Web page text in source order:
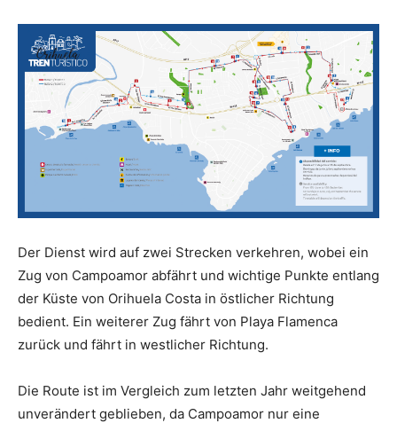
Der Dienst wird auf zwei Strecken verkehren, wobei ein
Zug von Campoamor abfährt und wichtige Punkte entlang
der Küste von Orihuela Costa in östlicher Richtung
bedient. Ein weiterer Zug fährt von Playa Flamenca
zurück und fährt in westlicher Richtung.
Die Route ist im Vergleich zum letzten Jahr weitgehend
unverändert geblieben, da Campoamor nur eine